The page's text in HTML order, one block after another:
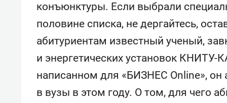
конъюнктуры. Если выбрали
половине списка, не дергайтесь,
абитуриентам известный ученый,
и энергетических установок
написанном для «БИЗНЕС Online», он
в вузы в этом году. О том, для чего
Падел, фитнес, танцы и даже
ниндзя-зал: как ТРЦ «Франт»
стал Меккой для любителей
спорта
когда